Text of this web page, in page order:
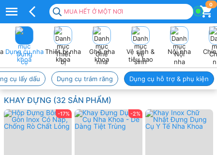
MUA HẾT Ở MỘT NƠI
0
Khay
đựng
dụng
cụ
–
Sắp
xếp
vật
Dụng cụ nha
khoa
Thiết bị nha
khoa
Ghế nha
khoa
Vệ sinh &
tiêu hao
Nội nha
cụ lấy dấu Dụng cụ trám răng Dụng cụ hỗ trợ & phụ kiện
KHAY ĐỰNG (32 SẢN PHẨM)
-17% -2%